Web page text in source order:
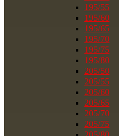
195/55
195/60
195/65
195/70
195/75
195/80
205/50
205/55
205/60
205/65
205/70
205/75